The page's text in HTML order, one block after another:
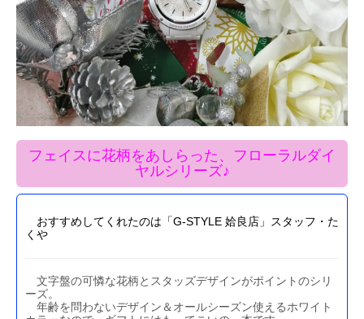
フェイスに花柄をあしらった、フローラルダイ
ヤルシリーズ♪
おすすめしてくれたのは「G-STYLE 姶良店」スタッフ・た
くや
文字盤の可憐な花柄とスタッズデザインがポイントのシリ
ーズ。
年齢を問わないデザイン＆ オールシーズン使えるホワイト